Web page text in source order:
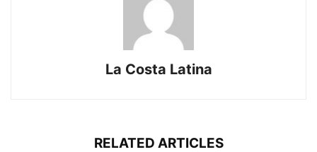
La Costa Latina
RELATED ARTICLES